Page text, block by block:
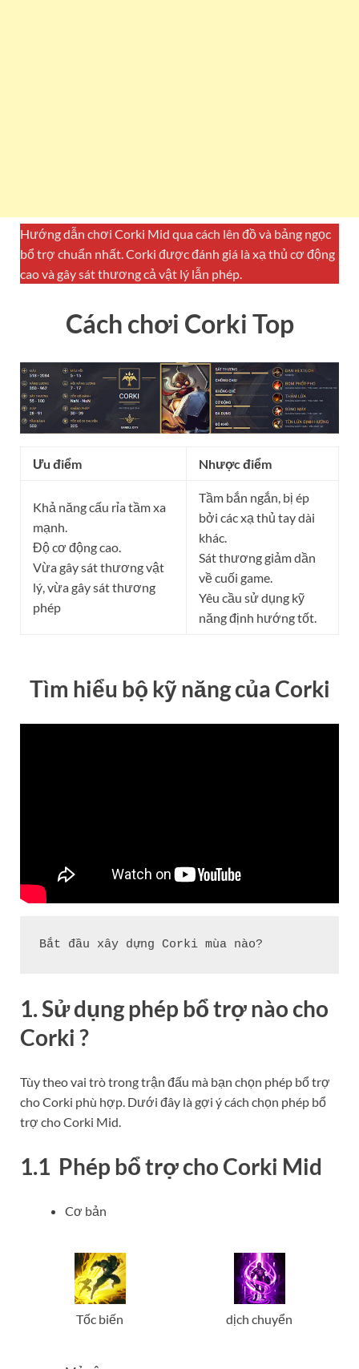
Hướng dẫn chơi Corki Mid qua cách lên đồ và bảng ngọc
bổ trợ chuẩn nhất. Corki được đánh giá là xạ thủ cơ động
cao và gây sát thương cả vật lý lẫn phép.
Cách chơi Corki Top
Ưu điểm Nhược điểm
Khả năng cấu rỉa tầm xa
mạnh.
Độ cơ động cao.
Vừa gây sát thương vật
lý, vừa gây sát thương
phép
Tầm bắn ngắn, bị ép
bởi các xạ thủ tay dài
khác.
Sát thương giảm dần
về cuối game.
Yêu cầu sử dụng kỹ
năng định hướng tốt.
Tìm hiểu bộ kỹ năng của Corki
Bắt đầu xây dựng Corki mùa nào?
1. Sử dụng phép bổ trợ nào cho
Corki ?
Tùy theo vai trò trong trận đấu mà bạn chọn phép bổ trợ
cho Corki phù hợp. Dưới đây là gợi ý cách chọn phép bổ
trợ cho Corki Mid.
1.1 Phép bổ trợ cho Corki Mid
Cơ bản
Tốc biến dịch chuyển